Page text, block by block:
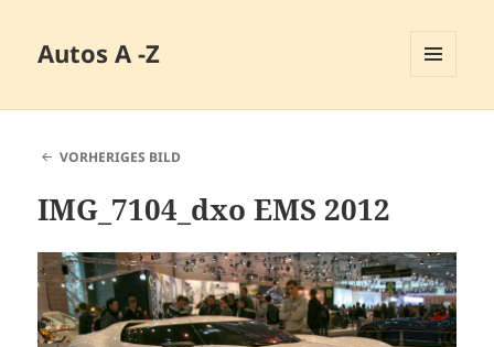
Autos A -Z
VORHERIGES BILD
IMG_7104_dxo EMS 2012